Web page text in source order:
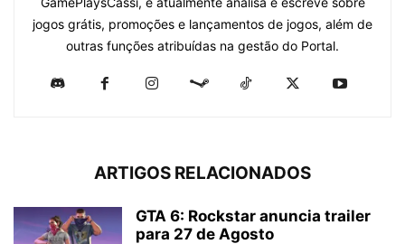
jogos grátis, promoções e lançamentos de jogos, além de
outras funções atribuídas na gestão do Portal.
ARTIGOS RELACIONADOS
GTA 6: Rockstar anuncia trailer
para 27 de Agosto